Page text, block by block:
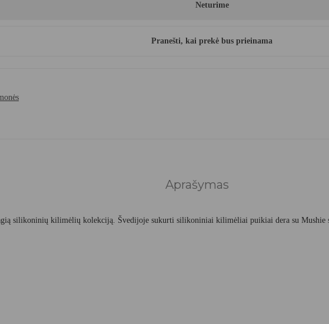
Neturime
Pranešti, kai prekė bus prieinama
Aprašymas
silikoninių kilimėlių kolekciją. Švedijoje sukurti silikoniniai kilimėliai puikiai dera su Mushie